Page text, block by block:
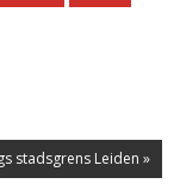
stadsgrens Leiden »